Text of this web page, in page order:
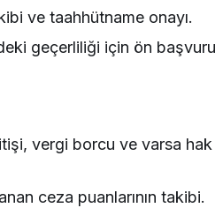
ve taahhütname onayı.
geçerliliği için ön başvuru
vergi borcu ve varsa hak
ceza puanlarının takibi.